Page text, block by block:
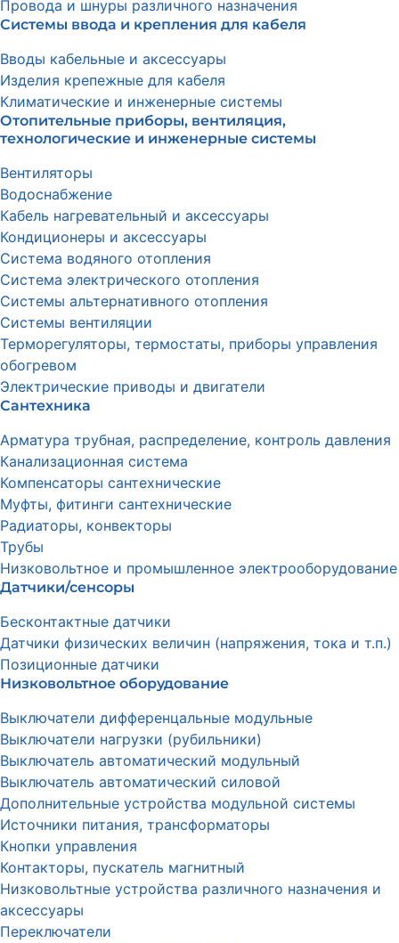
Провода и шнуры различного назначения
Системы ввода и крепления для кабеля
Вводы кабельные и аксессуары
Изделия крепежные для кабеля
Климатические и инженерные системы
Отопительные приборы, вентиляция,
технологические и инженерные системы
Вентиляторы
Водоснабжение
Кабель нагревательный и аксессуары
Кондиционеры и аксессуары
Система водяного отопления
Система электрического отопления
Системы альтернативного отопления
Системы вентиляции
Терморегуляторы, термостаты, приборы управления
обогревом
Электрические приводы и двигатели
Сантехника
Арматура трубная, распределение, контроль давления
Канализационная система
Компенсаторы сантехнические
Муфты, фитинги сантехнические
Радиаторы, конвекторы
Трубы
Низковольтное и промышленное электрооборудование
Датчики/сенсоры
Бесконтактные датчики
Датчики физических величин (напряжения, тока и т.п.)
Позиционные датчики
Низковольтное оборудование
Выключатели дифференцальные модульные
Выключатели нагрузки (рубильники)
Выключатель автоматический модульный
Выключатель автоматический силовой
Дополнительные устройства модульной системы
Источники питания, трансформаторы
Кнопки управления
Контакторы, пускатель магнитный
Низковольтные устройства различного назначения и
аксессуары
Переключатели